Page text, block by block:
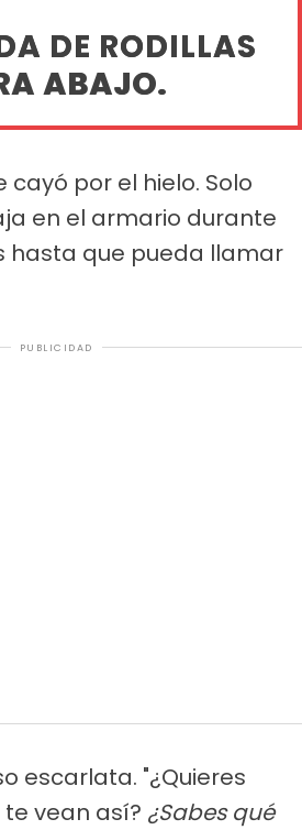
DE RODILLAS
ABAJO.
cayó por el hielo. Solo
en el armario durante
hasta que pueda llamar
PUBLICIDAD
escarlata. "¿Quieres
vean así? ¿Sabes qué